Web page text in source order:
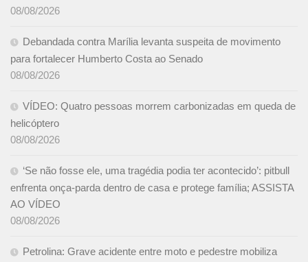
08/08/2026
Debandada contra Marília levanta suspeita de movimento
para fortalecer Humberto Costa ao Senado
08/08/2026
VÍDEO: Quatro pessoas morrem carbonizadas em queda de
helicóptero
08/08/2026
‘Se não fosse ele, uma tragédia podia ter acontecido’: pitbull
enfrenta onça-parda dentro de casa e protege família; ASSISTA
AO VÍDEO
08/08/2026
Petrolina: Grave acidente entre moto e pedestre mobiliza